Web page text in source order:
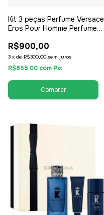
Kit 3 peças Perfume Versace
Eros Pour Homme Perfume
Kit - EDT Eau de Toilette -
Masculino
R$900,00
3 x de R$300,00 sem juros
R$855,00 com Pix